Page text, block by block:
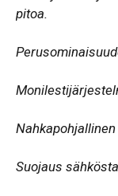
pitoa.
Nahkapohjallinen
Suojaus